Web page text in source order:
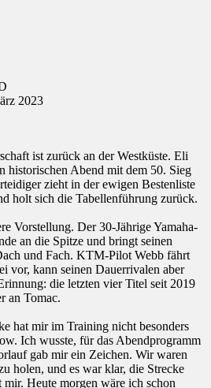
2023
ist zurück an der Westküste. Eli
historischen Abend mit dem 50. Sieg
zieht in der ewigen Bestenliste
holt sich die Tabellenführung zurück.
Vorstellung. Der 30-Jährige Yamaha-
an die Spitze und bringt seinen
und Fach. KTM-Pilot Webb fährt
vor, kann seinen Dauerrivalen aber
die letzten vier Titel seit 2019
an Tomac.
hat mir im Training nicht besonders
Ich wusste, für das Abendprogramm
gab mir ein Zeichen. Wir waren
holen, und es war klar, die Strecke
Heute morgen wäre ich schon